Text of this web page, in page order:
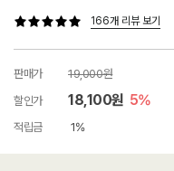
166개 리뷰 보기
판매가
19,000원
할인가
18,100원 5%
적립금 1%